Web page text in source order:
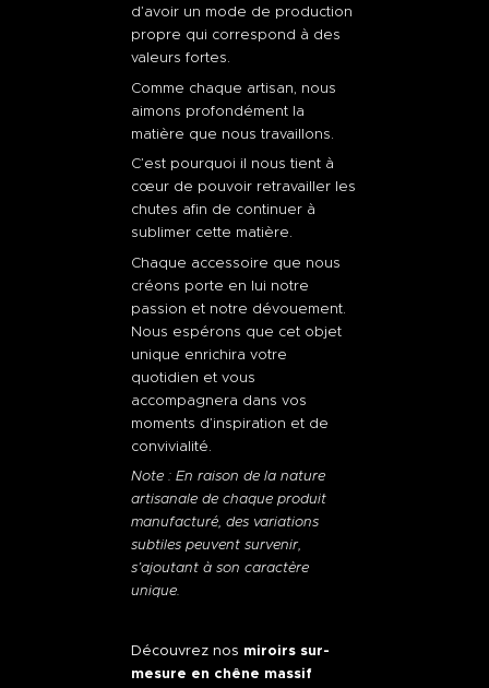
d’avoir un mode de production
propre qui correspond à des
valeurs fortes.
Comme chaque artisan, nous
aimons profondément la
matière que nous travaillons.
C’est pourquoi il nous tient à
cœur de pouvoir retravailler les
chutes afin de continuer à
sublimer cette matière.
Chaque accessoire que nous
créons porte en lui notre
passion et notre dévouement.
Nous espérons que cet objet
unique enrichira votre
quotidien et vous
accompagnera dans vos
moments d’inspiration et de
convivialité.
Note : En raison de la nature
artisanale de chaque produit
manufacturé, des variations
subtiles peuvent survenir,
s’ajoutant à son caractère
unique.
Découvrez nos miroirs sur-
mesure en chêne massif